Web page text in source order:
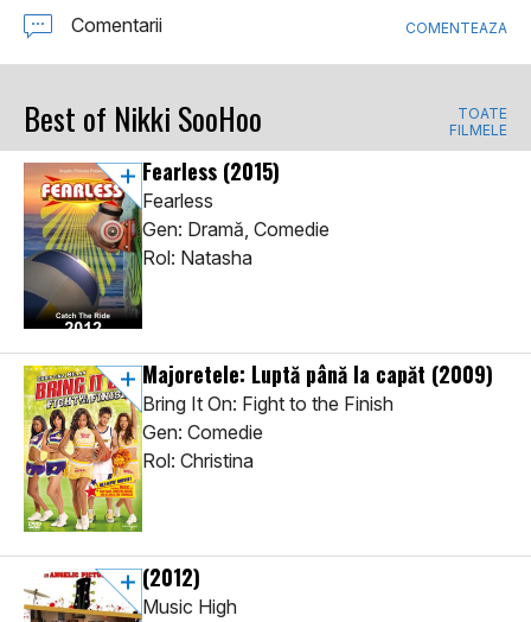
Comentarii COMENTEAZA
Best of Nikki SooHoo
TOATE
FILMELE
Fearless (2015)
Fearless
Gen: Dramă, Comedie
Rol: Natasha
Majoretele: Luptă până la capăt (2009)
Bring It On: Fight to the Finish
Gen: Comedie
Rol: Christina
(2012)
Music High